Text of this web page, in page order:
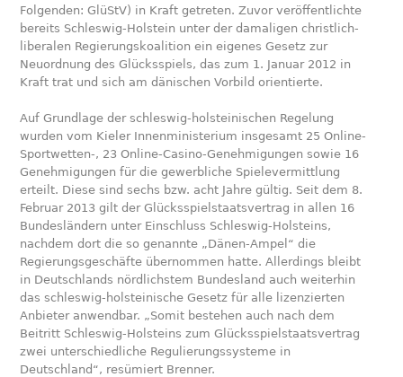
Folgenden: GlüStV) in Kraft getreten. Zuvor veröffentlichte
bereits Schleswig-Holstein unter der damaligen christlich-
liberalen Regierungskoalition ein eigenes Gesetz zur
Neuordnung des Glücksspiels, das zum 1. Januar 2012 in
Kraft trat und sich am dänischen Vorbild orientierte.
Auf Grundlage der schleswig-holsteinischen Regelung
wurden vom Kieler Innenministerium insgesamt 25 Online-
Sportwetten-, 23 Online-Casino-Genehmigungen sowie 16
Genehmigungen für die gewerbliche Spielevermittlung
erteilt. Diese sind sechs bzw. acht Jahre gültig. Seit dem 8.
Februar 2013 gilt der Glücksspielstaatsvertrag in allen 16
Bundesländern unter Einschluss Schleswig-Holsteins,
nachdem dort die so genannte „Dänen-Ampel“ die
Regierungsgeschäfte übernommen hatte. Allerdings bleibt
in Deutschlands nördlichstem Bundesland auch weiterhin
das schleswig-holsteinische Gesetz für alle lizenzierten
Anbieter anwendbar. „Somit bestehen auch nach dem
Beitritt Schleswig-Holsteins zum Glücksspielstaatsvertrag
zwei unterschiedliche Regulierungssysteme in
Deutschland“, resümiert Brenner.